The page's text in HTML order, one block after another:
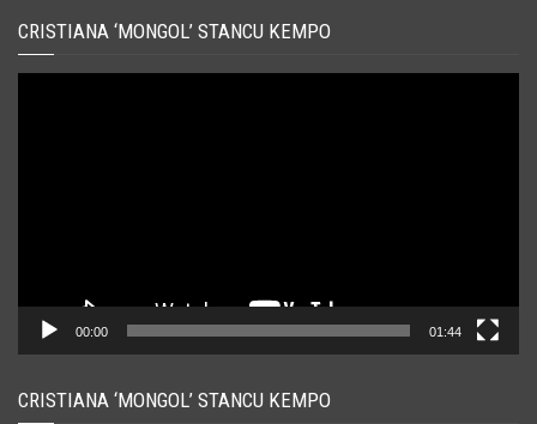
CRISTIANA ‘MONGOL’ STANCU KEMPO
00:00 01:44
CRISTIANA ‘MONGOL’ STANCU KEMPO